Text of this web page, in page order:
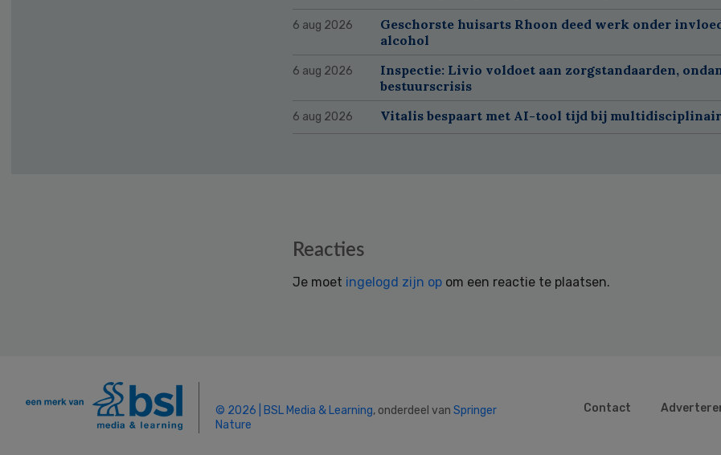
6 aug 2026
Geschorste huisarts Rhoon deed werk onder
alcohol
6 aug 2026
Inspectie: Livio voldoet aan zorgstandaarden,
bestuurscrisis
6 aug 2026 Vitalis bespaart met AI-tool tijd bij
Reacties
Je moet ingelogd zijn op om een reactie te plaatsen.
© 2026 | BSL Media & Learning, onderdeel van Springer
Nature
Contact